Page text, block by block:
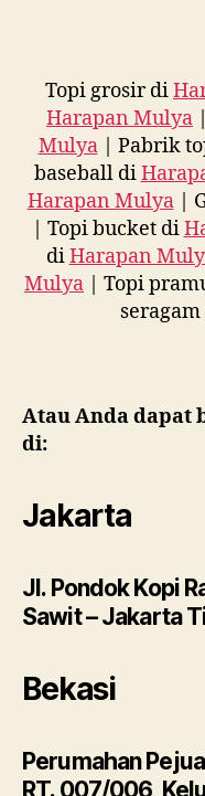
Topi grosir di
Harapan Mulya
Mulya| Pabrik
baseball di
Harapan Mulya|
| Topi bucket di
diHarapan
Mulya | Topi
Atau Anda dapat
di:
Jakarta
Jl. Pondok Kopi
Sawit – Jakarta
Bekasi
Perumahan
RT. 007/006,